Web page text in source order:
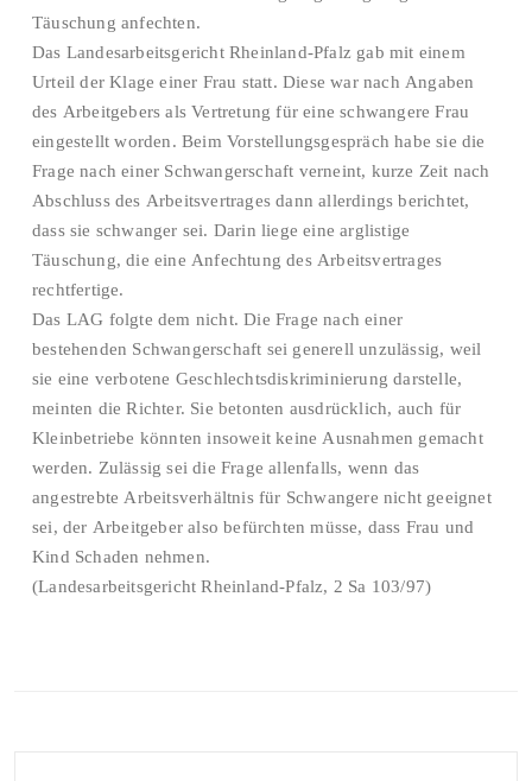
Täuschung anfechten.
Das Landesarbeitsgericht Rheinland-Pfalz gab mit einem
Urteil der Klage einer Frau statt. Diese war nach Angaben
des Arbeitgebers als Vertretung für eine schwangere Frau
eingestellt worden. Beim Vorstellungsgespräch habe sie die
Frage nach einer Schwangerschaft verneint, kurze Zeit nach
Abschluss des Arbeitsvertrages dann allerdings berichtet,
dass sie schwanger sei. Darin liege eine arglistige
Täuschung, die eine Anfechtung des Arbeitsvertrages
rechtfertige.
Das LAG folgte dem nicht. Die Frage nach einer
bestehenden Schwangerschaft sei generell unzulässig, weil
sie eine verbotene Geschlechtsdiskriminierung darstelle,
meinten die Richter. Sie betonten ausdrücklich, auch für
Kleinbetriebe könnten insoweit keine Ausnahmen gemacht
werden. Zulässig sei die Frage allenfalls, wenn das
angestrebte Arbeitsverhältnis für Schwangere nicht geeignet
sei, der Arbeitgeber also befürchten müsse, dass Frau und
Kind Schaden nehmen.
(Landesarbeitsgericht Rheinland-Pfalz, 2 Sa 103/97)